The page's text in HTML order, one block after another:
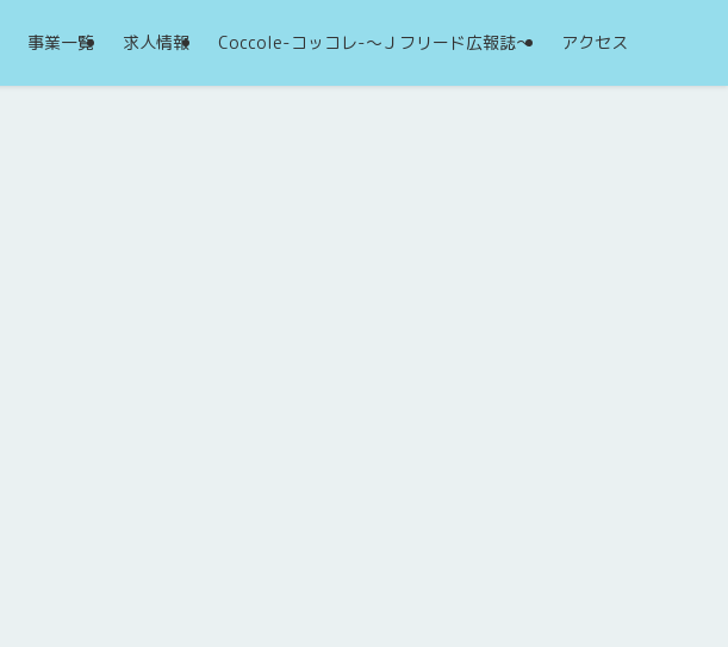
事業一覧 求人情報 Coccole-コッコレ-～Ｊフリード広報誌～ アクセス